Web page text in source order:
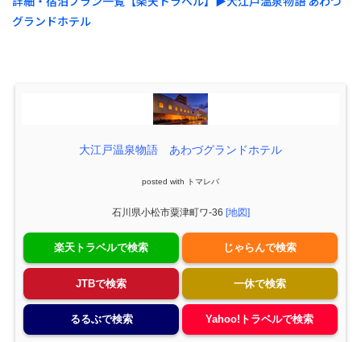
グランドホテル
大江戸温泉物語 あわづグランドホテル
posted with トマレバ
石川県小松市粟津町ワ-36 [地図]
楽天トラベルで検索 じゃらんで検索
JTBで検索 一休で検索
るるぶで検索 Yahoo!トラベルで検索